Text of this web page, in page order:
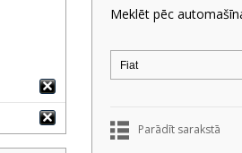
Meklēt pēc
Parādīt sarakstā